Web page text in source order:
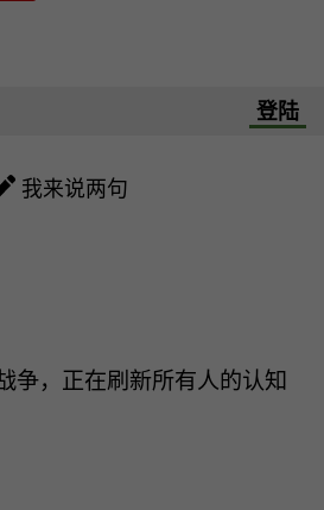
登陆
我来说两句
争，正在刷新所有人的认知